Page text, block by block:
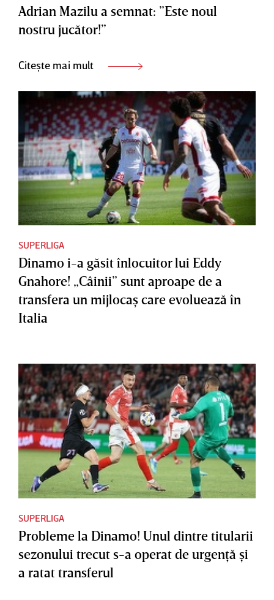
Adrian Mazilu a semnat: ”Este noul
nostru jucător!”
Citește mai mult
SUPERLIGA
Dinamo i-a găsit înlocuitor lui Eddy
Gnahore! „Câinii” sunt aproape de a
transfera un mijlocaş care evoluează în
Italia
SUPERLIGA
Probleme la Dinamo! Unul dintre titularii
sezonului trecut s-a operat de urgenţă şi
a ratat transferul